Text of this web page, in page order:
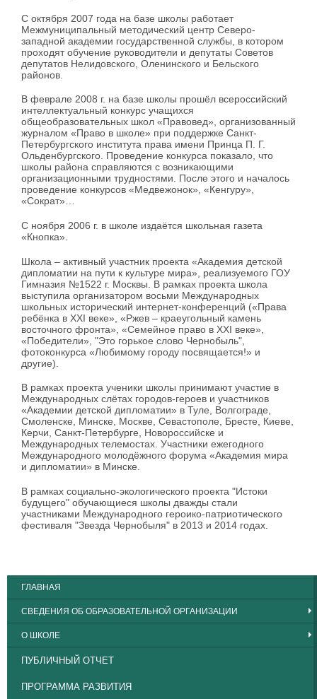
С октября 2007 года на базе школы работает
Межмуниципальный методический центр Северо-
западной академии государственной службы, в котором
проходят обучение руководители и депутаты Советов
депутатов Нелидовского, Оленинского и Бельского
районов.
В феврале 2008 г. на базе школы прошёл всероссийский
интеллектуальный конкурс учащихся
общеобразовательных школ «Правовед», организованный
журналом «Право в школе» при поддержке Санкт-
Петербургского института права имени Принца П. Г.
Ольденбургского. Проведение конкурса показало, что
школы района справляются с возникающими
организационными трудностями. После этого и началось
проведение конкурсов «Медвежонок», «Кенгуру»,
«Сократ»…
С ноября 2006 г. в школе издаётся школьная газета
«Кнопка».
Школа – активный участник проекта «Академия детской
дипломатии на пути к культуре мира», реализуемого ГОУ
Гимназия №1522 г. Москвы. В рамках проекта школа
выступила организатором восьми Международных
школьных исторический интернет-конференций («Права
ребёнка в XXI веке», «Ржев – краеугольный камень
восточного фронта», «Семейное право в XXI веке»,
«Победители», "Это горькое слово Чернобыль",
фотоконкурса «Любимому городу посвящается!» и
другие).
В рамках проекта ученики школы принимают участие в
Международных слётах городов-героев и участников
«Академии детской дипломатии» в Туле, Волгограде,
Смоленске, Минске, Москве, Севастополе, Бресте, Киеве,
Керчи, Санкт-Петербурге, Новороссийске и
Международных телемостах. Участники ежегодного
Международного молодёжного форума «Академия мира
и дипломатии» в Минске.
В рамках социально-экологического проекта "Истоки
будущего" обучающиеся школы дважды стали
участниками Международного героико-патриотического
фестиваля "Звезда Чернобыля" в 2013 и 2014 годах.
ГЛАВНАЯ
СВЕДЕНИЯ ОБ ОБРАЗОВАТЕЛЬНОЙ ОРГАНИЗАЦИИ
О ШКОЛЕ
ПУБЛИЧНЫЙ ОТЧЕТ
ПРОГРАММА РАЗВИТИЯ